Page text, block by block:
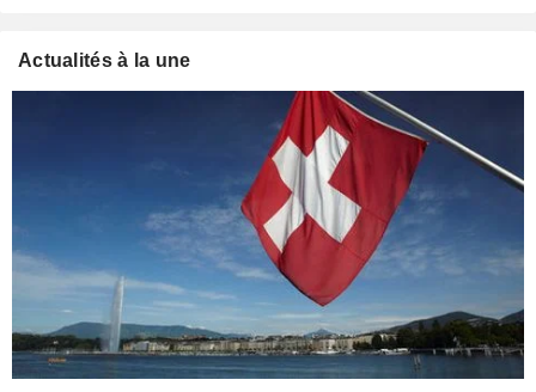
Actualités à la une